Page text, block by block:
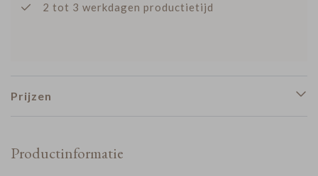
2 tot 3 werkdagen productietijd
Prijzen
Productinformatie